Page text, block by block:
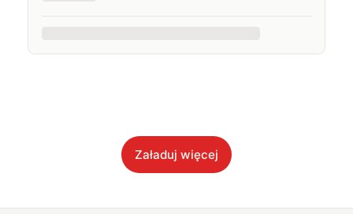
Załaduj więcej